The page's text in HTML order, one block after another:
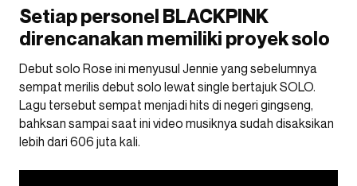
Setiap personel BLACKPINK
direncanakan memiliki proyek solo
Debut solo Rose ini menyusul Jennie yang sebelumnya
sempat merilis debut solo lewat single bertajuk SOLO.
Lagu tersebut sempat menjadi hits di negeri gingseng,
bahksan sampai saat ini video musiknya sudah disaksikan
lebih dari 606 juta kali.